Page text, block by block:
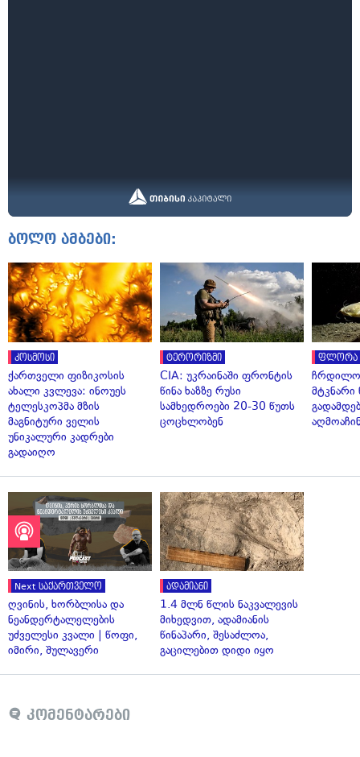
ბოლო ამბები:
კოსმოსი
ქართველი ფიზიკოსის
ახალი კვლევა: ინოუეს
ტელესკოპმა მზის
მაგნიტური ველის
უნიკალური კადრები
გადაიღო
ტერორიზმი
CIA: უკრაინაში ფრონტის
წინა ხაზზე რუსი
სამხედროები 20-30 წუთს
ცოცხლობენ
ფლორა
მტკნარი
Next საქართველო
ღვინის, ხორბლისა და
ნეანდერტალელების
უძველესი კვალი | წოფი,
იმირი, შულავერი
ადამიანი
1.4 მლნ წლის ნაკვალევის
მიხედვით, ადამიანის
წინაპარი, შესაძლოა,
გაცილებით დიდი იყო
კომენტარები